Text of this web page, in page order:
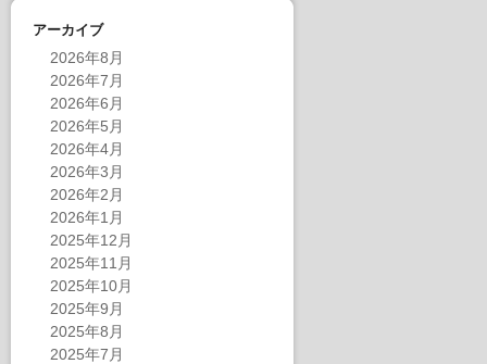
アーカイブ
2026年8月
2026年7月
2026年6月
2026年5月
2026年4月
2026年3月
2026年2月
2026年1月
2025年12月
2025年11月
2025年10月
2025年9月
2025年8月
2025年7月